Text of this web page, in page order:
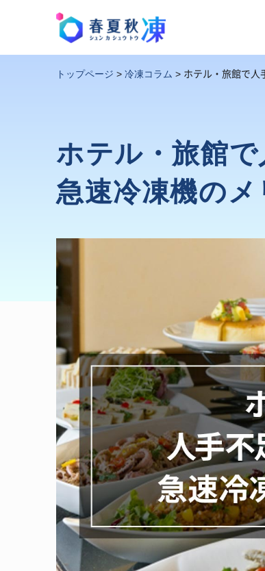
トップページ > 冷凍コラム > ホテル・旅館で人
ホテル・旅館
急速冷凍機のメ